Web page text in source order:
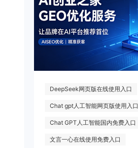
DeepSeek网页版在线使用入口
Chat gpt人工智能网页版使用入口
Chat GPT人工智能国内免费入口
文言一心在线使用免费入口